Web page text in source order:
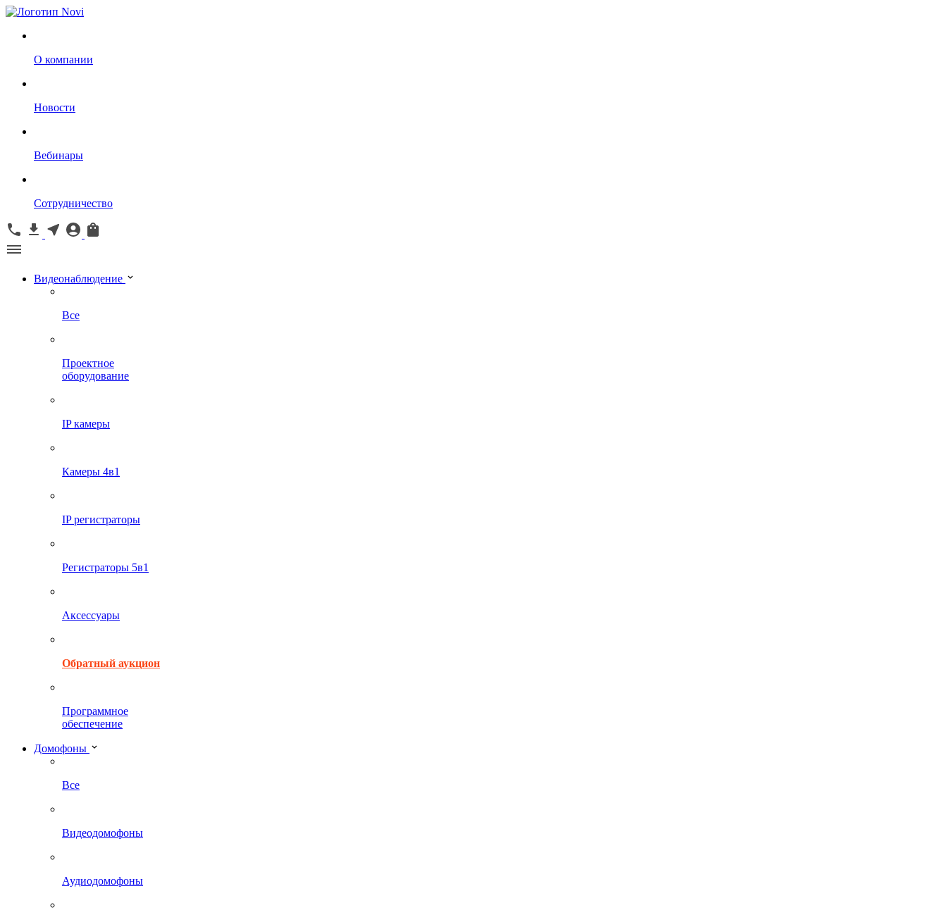
О компании
Новости
Вебинары
Сотрудничество
Видеонаблюдение
Все
Проектное
оборудование
IP камеры
Камеры 4в1
IP регистраторы
Регистраторы 5в1
Аксессуары
Обратный аукцион
Программное
обеспечение
Домофоны
Все
Видеодомофоны
Аудиодомофоны